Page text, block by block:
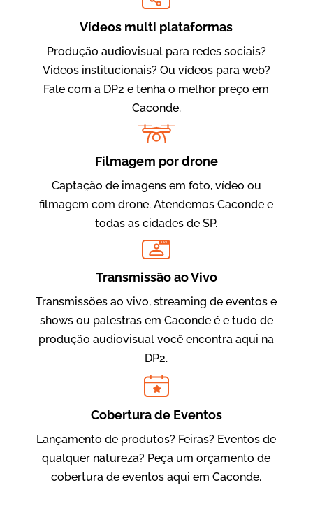
Amigo Edu
Evolucional
Vídeos para Treinamentos
IBCC
Vídeo Institucional
Vídeos multi plataformas
Produção audiovisual para redes sociais?
Videos institucionais? Ou vídeos para web?
Fale com a DP2 e tenha o melhor preço em
Caconde.
Filmagem por drone
Captação de imagens em foto, vídeo ou
filmagem com drone. Atendemos Caconde e
todas as cidades de SP.
LIVE
Transmissão ao Vivo
Transmissões ao vivo, streaming de eventos e
shows ou palestras em Caconde é e tudo de
produção audiovisual você encontra aqui na
DP2.
Cobertura de Eventos
Lançamento de produtos? Feiras? Eventos de
qualquer natureza? Peça um orçamento de
cobertura de eventos aqui em Caconde.